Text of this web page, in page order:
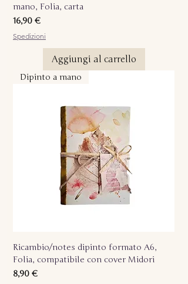
mano, Folia, carta
Prezzo
16,90 €
Spedizioni
Aggiungi al carrello
Dipinto a mano
Ricambio/notes dipinto formato A6,
Folia, compatibile con cover Midori
Prezzo
8,90 €